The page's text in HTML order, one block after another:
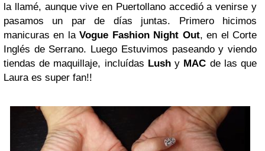
la llamé, aunque vive en Puertollano accedió a venirse y
pasamos un par de días juntas. Primero hicimos
manicuras en laVogue Fashion Night Out, en el Corte
Inglés de Serrano. Luego Estuvimos paseando y viendo
tiendas de maquillaje, incluídas Lushy MAC de las que
Laura es super fan!!